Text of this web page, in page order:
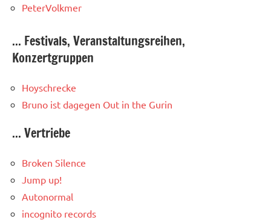
PeterVolkmer
... Festivals, Veranstaltungsreihen,
Konzertgruppen
Hoyschrecke
Bruno ist dagegen Out in the Gurin
... Vertriebe
Broken Silence
Jump up!
Autonormal
incognito records